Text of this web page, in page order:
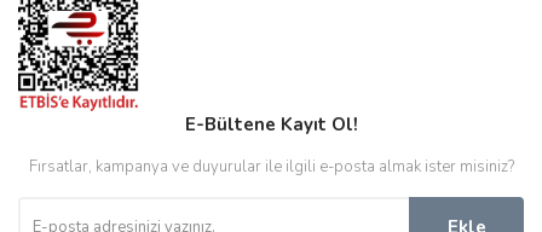
E-Bültene Kayıt Ol!
Fırsatlar, kampanya ve duyurular ile ilgili e-posta almak ister misiniz?